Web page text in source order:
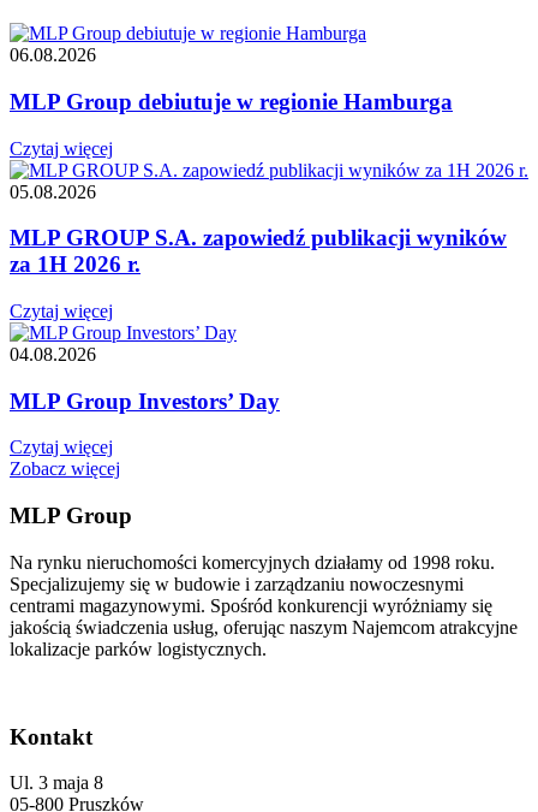
06.08.2026
MLP Group debiutuje w regionie Hamburga
Czytaj więcej
05.08.2026
MLP GROUP S.A. zapowiedź publikacji wyników
za 1H 2026 r.
Czytaj więcej
04.08.2026
MLP Group Investors’ Day
Czytaj więcej
Zobacz więcej
MLP Group
Na rynku nieruchomości komercyjnych działamy od 1998 roku.
Specjalizujemy się w budowie i zarządzaniu nowoczesnymi
centrami magazynowymi. Spośród konkurencji wyróżniamy się
jakością świadczenia usług, oferując naszym Najemcom atrakcyjne
lokalizacje parków logistycznych.
Kontakt
Ul. 3 maja 8
05-800 Pruszków